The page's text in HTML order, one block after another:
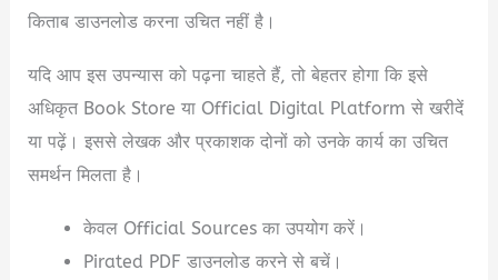
किताब डाउनलोड करना उचित नहीं है।
यदि आप इस उपन्यास को पढ़ना चाहते हैं, तो बेहतर होगा कि इसे
अधिकृत Book Store या Official Digital Platform से खरीदें
या पढ़ें। इससे लेखक और प्रकाशक दोनों को उनके कार्य का उचित
समर्थन मिलता है।
केवल Official Sources का उपयोग करें।
Pirated PDF डाउनलोड करने से बचें।